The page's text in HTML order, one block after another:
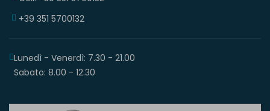
+39 351 5700132
Lunedì - Venerdì: 7.30 - 21.00
Sabato: 8.00 - 12.30